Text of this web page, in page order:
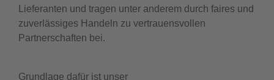
Lieferanten und tragen unter anderem durch faires und
zuverlässiges Handeln zu vertrauensvollen
Partnerschaften bei.
Grundlage dafür ist unser